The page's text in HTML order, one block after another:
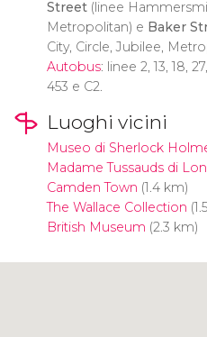
Street(linee
Metropolitan) e Baker
City, Circle, Jubilee,
Autobus: linee 2, 13, 18,
453 e C2.
Luoghi vicini
Museo di Sherlock
Madame Tussauds di
Camden Town (1.4 km)
The Wallace Collection
British Museum (2.3 km)